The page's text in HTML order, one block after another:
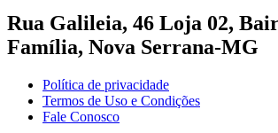
Rua Galileia, 46 Loja 02,
Família, Nova Serrana-MG
Política de privacidade
Termos de Uso e Condições
Fale Conosco